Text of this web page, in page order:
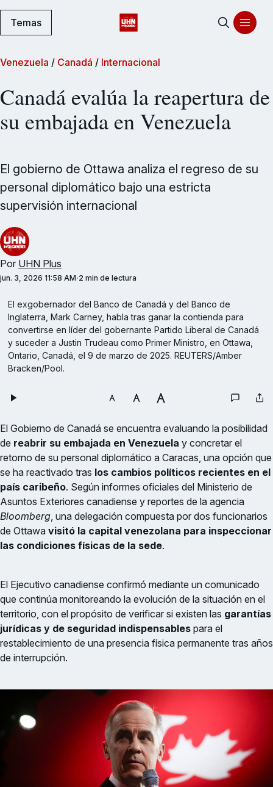
Temas
Venezuela / Canadá / Internacional
Canadá evalúa la reapertura de
su embajada en Venezuela
El gobierno de Ottawa analiza el regreso de su
personal diplomático bajo una estricta
supervisión internacional
Por UHN Plus
jun. 3, 2026 11:58 AM 2 min de lectura
El exgobernador del Banco de Canadá y del Banco de
Inglaterra, Mark Carney, habla tras ganar la contienda para
convertirse en líder del gobernante Partido Liberal de Canadá
y suceder a Justin Trudeau como Primer Ministro, en Ottawa,
Ontario, Canadá, el 9 de marzo de 2025. REUTERS/Amber
Bracken/Pool.
El Gobierno de Canadá se encuentra evaluando la posibilidad
de reabrir su embajada en Venezuela y concretar el
retorno de su personal diplomático a Caracas, una opción que
se ha reactivado tras los cambios políticos recientes en el
país caribeño. Según informes oficiales del Ministerio de
Asuntos Exteriores canadiense y reportes de la agencia
Bloomberg, una delegación compuesta por dos funcionarios
de Ottawa visitó la capital venezolana para inspeccionar
las condiciones físicas de la sede.
El Ejecutivo canadiense confirmó mediante un comunicado
que continúa monitoreando la evolución de la situación en el
territorio, con el propósito de verificar si existen las garantías
jurídicas y de seguridad indispensables para el
restablecimiento de una presencia física permanente tras años
de interrupción.